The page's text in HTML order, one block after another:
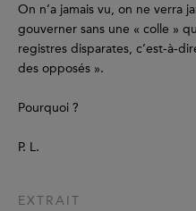
On n’a jamais vu, on ne verra
gouverner sans une « colle »
registres disparates, c’est-à-
des opposés ».
Pourquoi ?
P. L.
EXTRAIT